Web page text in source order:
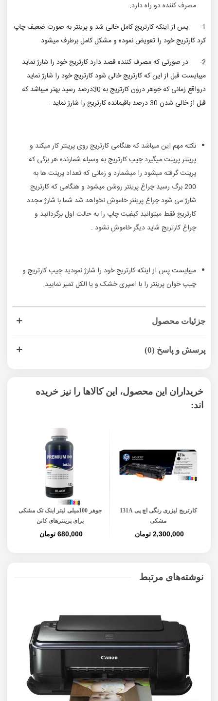
مصرف کننده دو راه دارد:
1- پس از اینکه کارتریج کامل خالی شد و پرینتر به صورت ضعیف چاپ
کرد کارتریج خود را تعویض نموده و مشکل کامل برطرف میشود
2- در صورتی که مصرف کننده قصد دارد کارتریج خود را شارژ نماید
میبایست قبل از این که کارتریج خالی شود کارتریج خود را شارژ نماید
درواقع زمانی که جوهر درون کارتریج به 30درصد رسید بهتر میباشد که
قبل از خالی شدن 30 درصد باقیمانده کارتریج را شارژ نماید .
نکته مهم این میباشد که هنگامی کارتریج روی پرینتر کار میکند و
پرینتر پرینت میگیرد چیپ کارتریج به وسیله شمارنده هر برگی که
پرینت گرفته میشود را میشمارد و زمانی که تعداد پرینت ها به
200 برگ رسید چراغ پرینتر روشن میشود و هنگامی که کارتریج
شارژ می شود چراغ پرینتر خاموش نخواهد شد شما با شارژ مجدد
کارتریج فقط میتوانید کیفیت چاپ را به حالت اول برگردانید و
چراغ کارتریج شاید دیگر خاموش نشود .
میبایست پس از اینکه کارتریج خود را شارژ نمودید چیپ کارتریج و
چیپ خوان پرینتر را با اسپری خشک و یا الکل تمیز نمایید.
جزئیات محصول
پرسش و پاسخ (0)
خریداران این محصول، این کالاها را نیز خریده
اند:
کارتریج لیزری رنگی اچ پی 131A
مشکی
2,300,000 تومان
جوهر 100میلی لیتر اینک تک مشکی
برای پرینترهای کانن
680,000 تومان
نوشته‌های مرتبط